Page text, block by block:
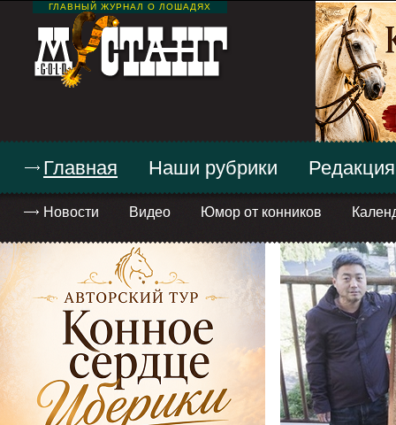
ГЛАВНЫЙ ЖУРНАЛ О ЛОШАДЯХ
Главная
Новости Видео Юмор от конников
Наши рубрики Редакция